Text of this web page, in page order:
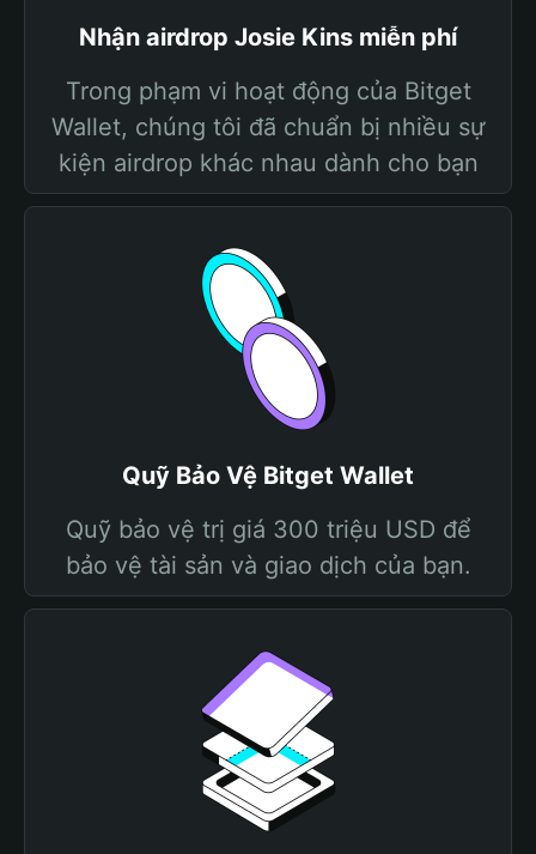
Nhận airdrop Josie Kins miễn phí
Trong phạm vi hoạt động của Bitget
Wallet, chúng tôi đã chuẩn bị nhiều sự
kiện airdrop khác nhau dành cho bạn
Quỹ Bảo Vệ Bitget Wallet
Quỹ bảo vệ trị giá 300 triệu USD để
bảo vệ tài sản và giao dịch của bạn.